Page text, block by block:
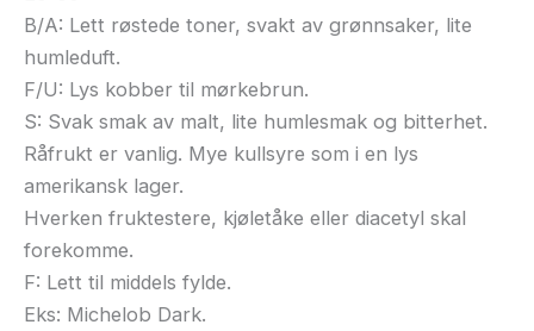
B/A: Lett røstede toner, svakt av grønnsaker, lite
humleduft.
F/U: Lys kobber til mørkebrun.
S: Svak smak av malt, lite humlesmak og bitterhet.
Råfrukt er vanlig. Mye kullsyre som i en lys
amerikansk lager.
Hverken fruktestere, kjøletåke eller diacetyl skal
forekomme.
F: Lett til middels fylde.
Eks: Michelob Dark.